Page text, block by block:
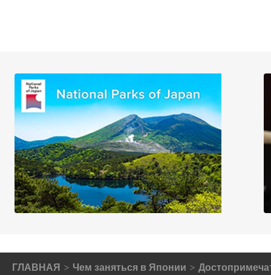
ГЛАВНАЯ Чем заняться в Японии